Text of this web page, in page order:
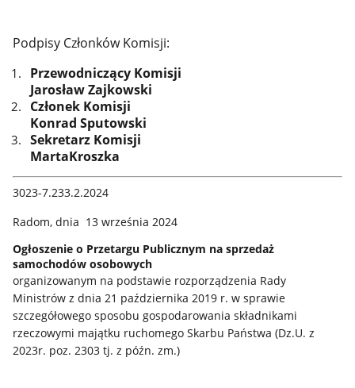
Podpisy Członków Komisji:
Przewodniczący Komisji
Jarosław Zajkowski
Członek Komisji
Konrad Sputowski
Sekretarz Komisji
MartaKroszka
3023-7.233.2.2024
Radom, dnia 13 września 2024
Ogłoszenie o Przetargu Publicznym na sprzedaż
samochodów osobowych
organizowanym na podstawie rozporządzenia Rady
Ministrów z dnia 21 października 2019 r. w sprawie
szczegółowego sposobu gospodarowania składnikami
rzeczowymi majątku ruchomego Skarbu Państwa (Dz.U. z
2023r. poz. 2303 tj. z późn. zm.)